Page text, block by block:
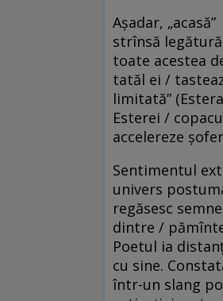
Aşadar,
strînsă
toate acestea
tatăl ei /
limitată”
Esterei /
accelereze
Sentimentul
univers
regăsesc
dintre /
Poetul ia
cu sine.
într-un slang